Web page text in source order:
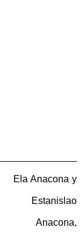
Ela Anacona y
Estanislao
Anacona,